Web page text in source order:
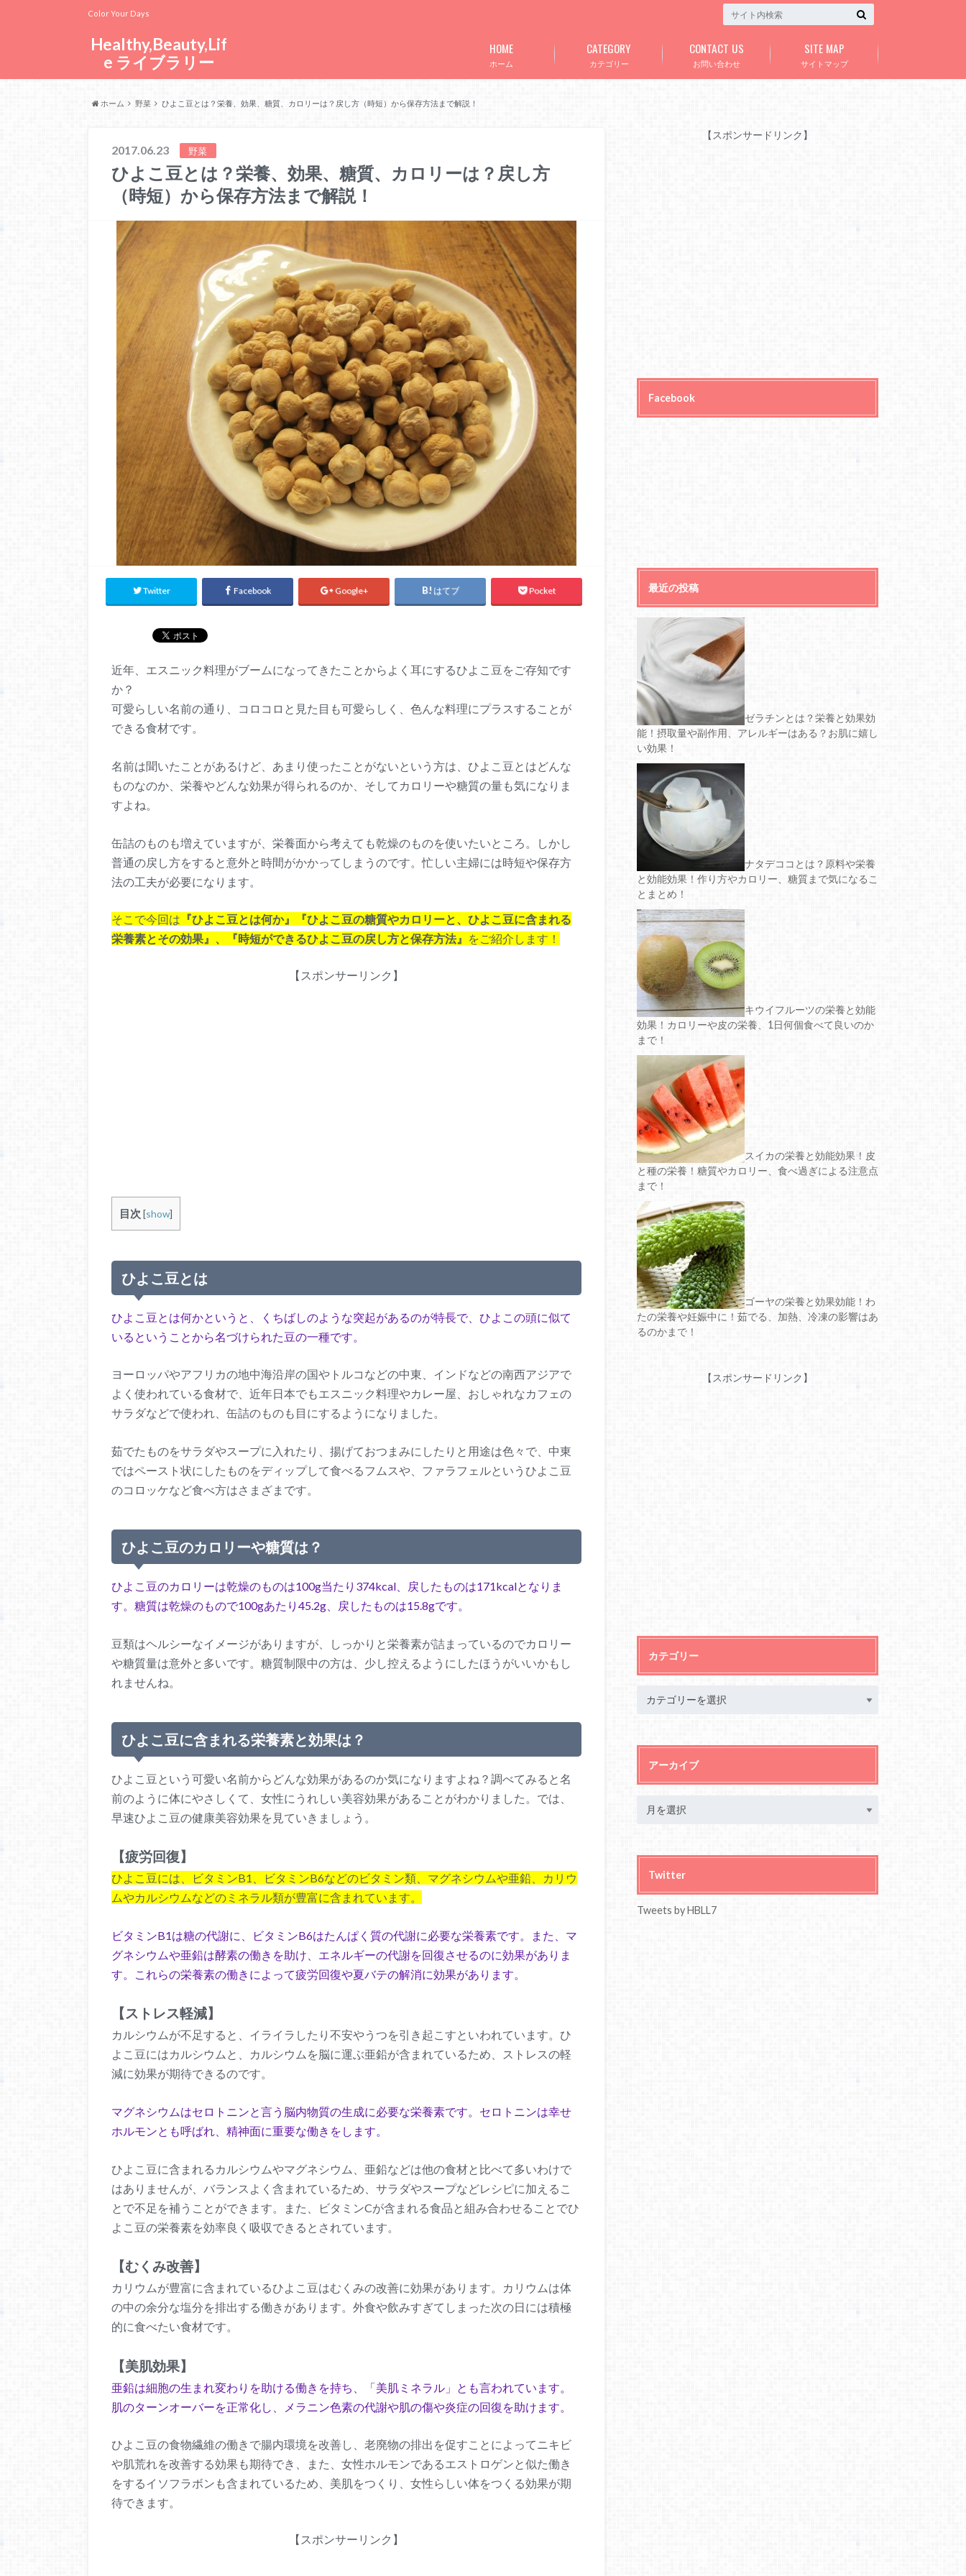
Healthy,Beauty,Lif
e ライブラリー
Color Your Days
ホーム
HOME
カテゴリー
CATEGORY
お問い合わせ
CONTACT US
サイトマップ
SITE MAP
ホーム 野菜 ひよこ豆とは？栄養、効果、糖質、カロリーは？戻し方（時短）から保存方法まで解説！
2017.06.23 野菜
ひよこ豆とは？栄養、効果、糖質、カロリーは？戻し方
（時短）から保存方法まで解説！
Twitter Facebook Google+ はてブ Pocket
近年、エスニック料理がブームになってきたことからよく耳にするひよこ豆をご存知です
か？
可愛らしい名前の通り、コロコロと見た目も可愛らしく、色んな料理にプラスすることが
できる食材です。
名前は聞いたことがあるけど、あまり使ったことがないという方は、ひよこ豆とはどんな
ものなのか、栄養やどんな効果が得られるのか、そしてカロリーや糖質の量も気になりま
すよね。
缶詰のものも増えていますが、栄養面から考えても乾燥のものを使いたいところ。しかし
普通の戻し方をすると意外と時間がかかってしまうのです。忙しい主婦には時短や保存方
法の工夫が必要になります。
そこで今回は 『ひよこ豆とは何か』『ひよこ豆の糖質やカロリーと、ひよこ豆に含まれる
栄養素とその効果』、『時短ができるひよこ豆の戻し方と保存方法』 をご紹介します！
【スポンサーリンク】
目次 [show]
ひよこ豆とは
ひよこ豆とは何かというと、くちばしのような突起があるのが特長で、ひよこの頭に似て
いるということから名づけられた豆の一種です。
ヨーロッパやアフリカの地中海沿岸の国やトルコなどの中東、インドなどの南西アジアで
よく使われている食材で、近年日本でもエスニック料理やカレー屋、おしゃれなカフェの
サラダなどで使われ、缶詰のものも目にするようになりました。
茹でたものをサラダやスープに入れたり、揚げておつまみにしたりと用途は色々で、中東
ではペースト状にしたものをディップして食べるフムスや、ファラフェルというひよこ豆
のコロッケなど食べ方はさまざまです。
ひよこ豆のカロリーや糖質は？
ひよこ豆のカロリーは乾燥のものは100g当たり374kcal、戻したものは171kcalとなりま
す。糖質は乾燥のもので100gあたり45.2g、戻したものは15.8gです。
豆類はヘルシーなイメージがありますが、しっかりと栄養素が詰まっているのでカロリー
や糖質量は意外と多いです。糖質制限中の方は、少し控えるようにしたほうがいいかもし
れませんね。
ひよこ豆に含まれる栄養素と効果は？
ひよこ豆という可愛い名前からどんな効果があるのか気になりますよね？調べてみると名
前のように体にやさしくて、女性にうれしい美容効果があることがわかりました。では、
早速ひよこ豆の健康美容効果を見ていきましょう。
【疲労回復】
ひよこ豆には、ビタミンB1、ビタミンB6などのビタミン類、マグネシウムや亜鉛、カリウ
ムやカルシウムなどのミネラル類が豊富に含まれています。
ビタミンB1は糖の代謝に、ビタミンB6はたんぱく質の代謝に必要な栄養素です。また、マ
グネシウムや亜鉛は酵素の働きを助け、エネルギーの代謝を回復させるのに効果がありま
す。これらの栄養素の働きによって疲労回復や夏バテの解消に効果があります。
【ストレス軽減】
カルシウムが不足すると、イライラしたり不安やうつを引き起こすといわれています。ひ
よこ豆にはカルシウムと、カルシウムを脳に運ぶ亜鉛が含まれているため、ストレスの軽
減に効果が期待できるのです。
マグネシウムはセロトニンと言う脳内物質の生成に必要な栄養素です。セロトニンは幸せ
ホルモンとも呼ばれ、精神面に重要な働きをします。
ひよこ豆に含まれるカルシウムやマグネシウム、亜鉛などは他の食材と比べて多いわけで
はありませんが、バランスよく含まれているため、サラダやスープなどレシピに加えるこ
とで不足を補うことができます。また、ビタミンCが含まれる食品と組み合わせることでひ
よこ豆の栄養素を効率良く吸収できるとされています。
【むくみ改善】
カリウムが豊富に含まれているひよこ豆はむくみの改善に効果があります。カリウムは体
の中の余分な塩分を排出する働きがあります。外食や飲みすぎてしまった次の日には積極
的に食べたい食材です。
【美肌効果】
亜鉛は細胞の生まれ変わりを助ける働きを持ち、「美肌ミネラル」とも言われています。
肌のターンオーバーを正常化し、メラニン色素の代謝や肌の傷や炎症の回復を助けます。
ひよこ豆の食物繊維の働きで腸内環境を改善し、老廃物の排出を促すことによってニキビ
や肌荒れを改善する効果も期待でき、また、女性ホルモンであるエストロゲンと似た働き
をするイソフラボンも含まれているため、美肌をつくり、女性らしい体をつくる効果が期
待できます。
【スポンサーリンク】
【スポンサードリンク】
Facebook
最近の投稿
ゼラチンとは？栄養と効果効
能！摂取量や副作用、アレルギーはある？お肌に嬉し
い効果！
ナタデココとは？原料や栄養
と効能効果！作り方やカロリー、糖質まで気になるこ
とまとめ！
キウイフルーツの栄養と効能
効果！カロリーや皮の栄養、1日何個食べて良いのか
まで！
スイカの栄養と効能効果！皮
と種の栄養！糖質やカロリー、食べ過ぎによる注意点
まで！
ゴーヤの栄養と効果効能！わ
たの栄養や妊娠中に！茹でる、加熱、冷凍の影響はあ
るのかまで！
【スポンサードリンク】
カテゴリー
アーカイブ
Twitter
Tweets by HBLL7